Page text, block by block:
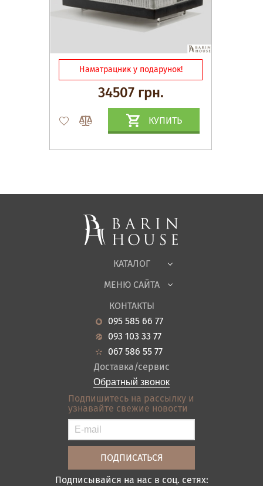
Наматрацник у подарунок!
34507 грн.
КУПИТЬ
КАТАЛОГ
Спальни, Кровати
Корпусная мебель
Офисная мебель
Садовая мебель
Гостиная
Кухня
Прихожие
Ванная
Акции
МЕНЮ САЙТА
О нас
Новости
Гарантия
Кредит
Оплата и доставка
Отзывы
Контакты
Карта сайта
Условия покупки
КОНТАКТЫ
095 585 66 77
093 103 33 77
067 586 55 77
Доставка/сервис
Обратный звонок
Подпишитесь на рассылку и
узнавайте свежие новости
Подписывайся на нас в соц. сетях: